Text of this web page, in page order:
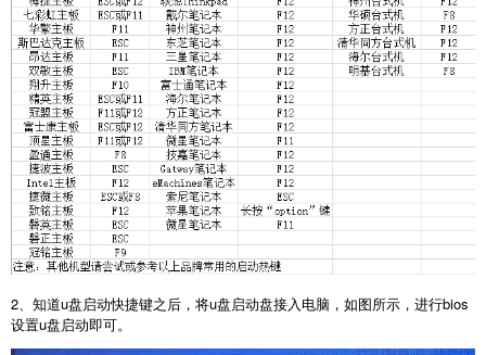
2、知道u盘启动快捷键之后，将u盘启动盘接入电脑，如图所示，进行bios
设置u盘启动即可。